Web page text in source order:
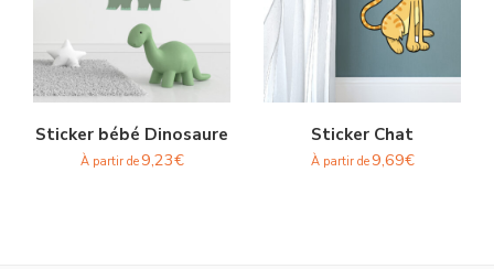
Sticker bébé Dinosaure
À partir de9,23€
Sticker Chat
À partir de9,69€